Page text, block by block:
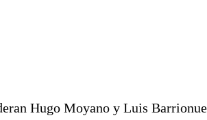
Hugo Moyano y Luis